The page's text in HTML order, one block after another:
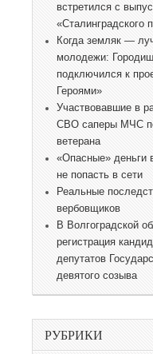
встретился с
«Сталинградского
Когда земляк —
молодежи:
подключился к
Героями»
Участвовавшие в
СВО саперы МЧС
ветерана
«Опасные» деньги
не попасть в сети
Реальные
вербовщиков
В Волгоградской
регистрация
депутатов
девятого созыва
РУБРИКИ